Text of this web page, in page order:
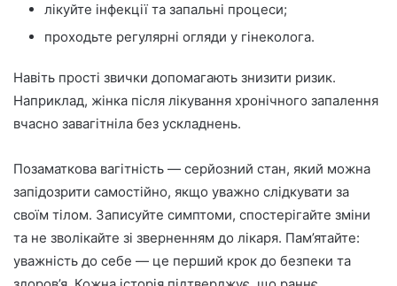
лікуйте інфекції та запальні процеси;
проходьте регулярні огляди у гінеколога.
Навіть прості звички допомагають знизити ризик.
Наприклад, жінка після лікування хронічного запалення
вчасно завагітніла без ускладнень.
Позаматкова вагітність — серйозний стан, який можна
запідозрити самостійно, якщо уважно слідкувати за
своїм тілом. Записуйте симптоми, спостерігайте зміни
та не зволікайте зі зверненням до лікаря. Пам’ятайте:
уважність до себе — це перший крок до безпеки та